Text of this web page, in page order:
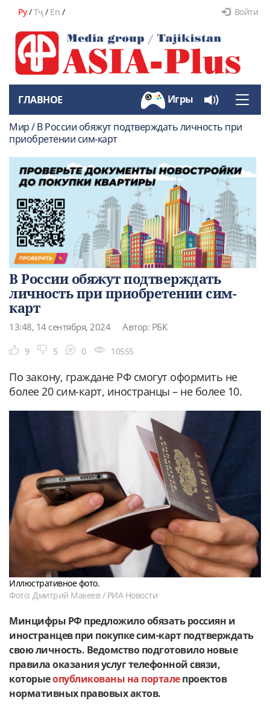
Ру/Тҷ/ En / Войти
Toggle
ГЛАВНОЕ Игры
Мир / В России обяжут подтверждать личность при
приобретении сим-карт
В России обяжут подтверждать
личность при приобретении сим-
карт
13:48, 14 сентября, 2024 Автор: РБК
9 5 0 10555
По закону, граждане РФ смогут оформить не
более 20 сим-карт, иностранцы – не более 10.
Иллюстративное фото.
Фото: Дмитрий Макеев / РИА Новости
Минцифры РФ предложило обязать россиян и
иностранцев при покупке сим-карт подтверждать
свою личность. Ведомство подготовило новые
правила оказания услуг телефонной связи,
которыеопубликованы на порталепроектов
нормативных правовых актов.